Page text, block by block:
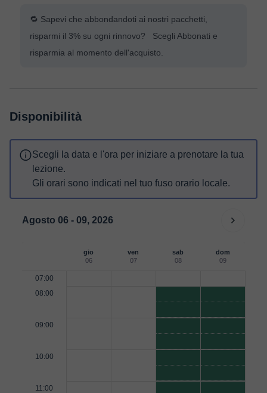
🔁 Sapevi che abbondandoti ai nostri pacchetti,
risparmi il 3% su ogni rinnovo? Scegli Abbonati e
risparmia al momento dell'acquisto.
Disponibilità
Scegli la data e l'ora per iniziare a prenotare la tua
lezione.
Gli orari sono indicati nel tuo fuso orario locale.
Agosto 06 - 09, 2026
gio
06
ven
07
sab
08
dom
09
07:00
08:00
09:00
10:00
11:00